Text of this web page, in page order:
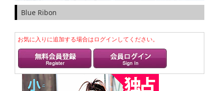
Blue Ribon
お気に入りに追加する場合はログインしてください。